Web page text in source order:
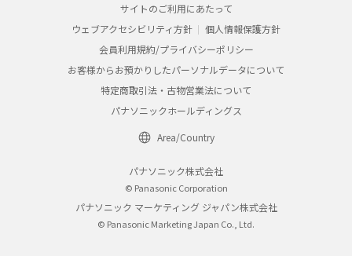
サイトのご利用にあたって
ウェブアクセシビリティ方針
個人情報保護方針
会員利用規約/プライバシーポリシー
お客様からお預かりしたパーソナルデータについて
特定商取引法・古物営業法について
パナソニックホールディングス
Area/Country
パナソニック株式会社
© Panasonic Corporation
パナソニック マーケティング ジャパン株式会社
© Panasonic Marketing Japan Co., Ltd.